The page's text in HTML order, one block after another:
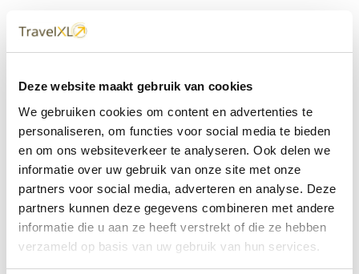
Deze website maakt gebruik van cookies
We gebruiken cookies om content en advertenties te
personaliseren, om functies voor social media te bieden
en om ons websiteverkeer te analyseren. Ook delen we
informatie over uw gebruik van onze site met onze
partners voor social media, adverteren en analyse. Deze
partners kunnen deze gegevens combineren met andere
informatie die u aan ze heeft verstrekt of die ze hebben
verzameld op basis van uw gebruik van hun services.
dichtbij
Met 60+ verkooppunten in Nederland en België staan wij
met onze XL Travelcenters, mobiele reisadviseurs van
TravelXL@Home en deze website altijd voor uw vakantie
klaar.
• Ontzorgen van A-Z • Onafhankelijk advies • Maatwerk •
Bespaar tijd en stress
TravelXLreisbureau's